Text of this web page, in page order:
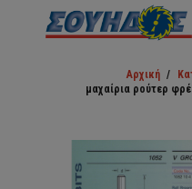
Αρχική /
μαχαίρια ρούτερ